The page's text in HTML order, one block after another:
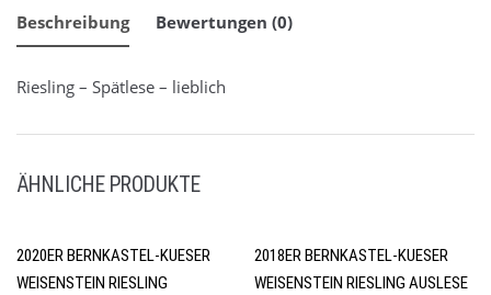
2011er Weine
(3)
Schatzkiste (6)
Unser Weine (91)
Winterweine
Beschreibung Bewertungen (0)
Riesling – Spätlese – lieblich
ÄHNLICHE PRODUKTE
2020ER BERNKASTEL-KUESER
WEISENSTEIN RIESLING
2018ER BERNKASTEL-KUESER
WEISENSTEIN RIESLING AUSLESE